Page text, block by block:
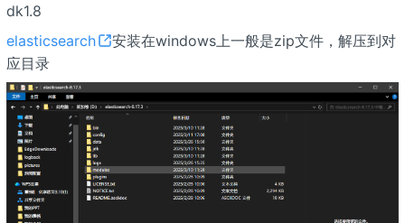
dk1.8
elasticsearch
安装在windows上一般是zip文件，解压到对
应目录